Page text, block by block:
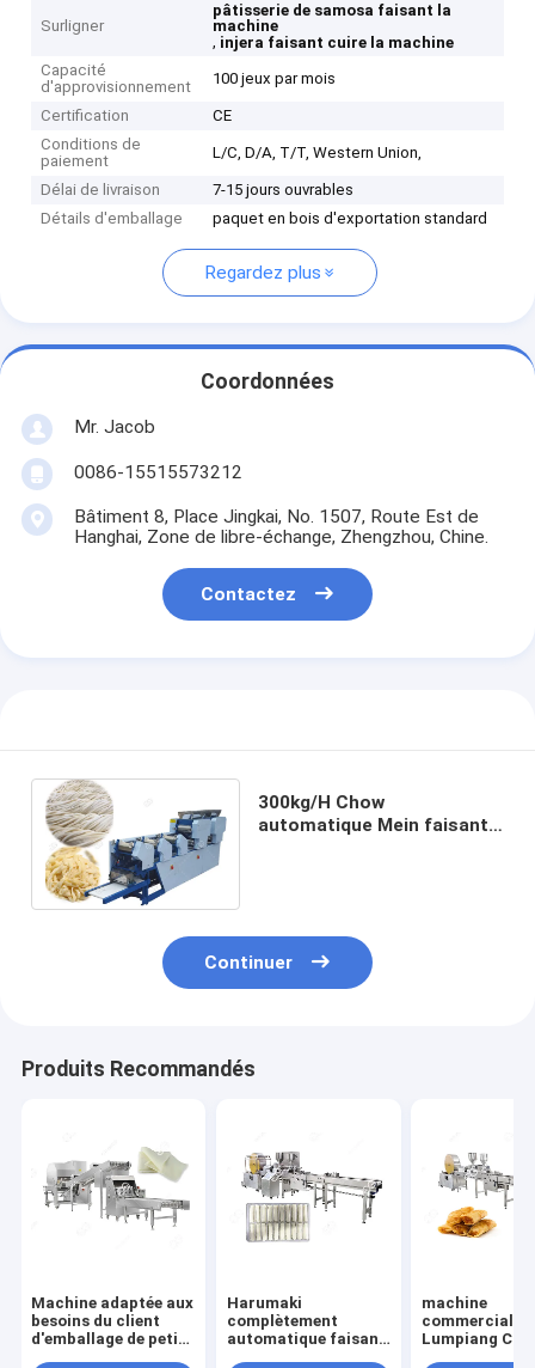
Surligner
pâtisserie de samosa faisant la
machine
, injera faisant cuire la machine
Capacité
d'approvisionnement
100 jeux par mois
Certification
CE
Conditions de
paiement
L/C, D/A, T/T, Western Union,
Délai de livraison
7-15 jours ouvrables
Détails d'emballage
paquet en bois d'exportation standard
Regardez plus
Coordonnées
Mr. Jacob
0086-15515573212
Bâtiment 8, Place Jingkai, No. 1507, Route Est de
Hanghai, Zone de libre-échange, Zhengzhou, Chine.
Contactez
300kg/H Chow
automatique Mein faisant
Continuer
Produits Recommandés
Machine adaptée aux
besoins du client
d'emballage de petit
Harumaki
complètement
automatique faisant
machine
commerciale
Lumpiang